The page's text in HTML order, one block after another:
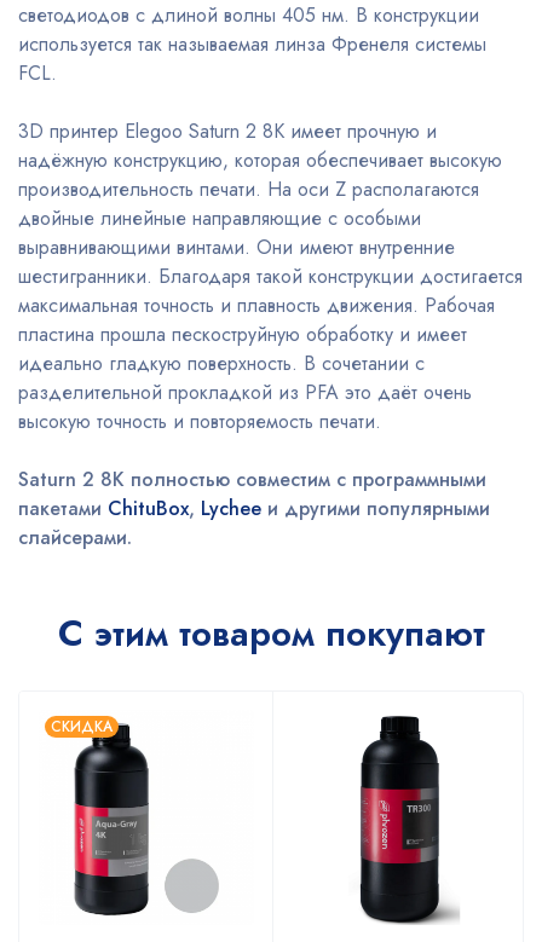
светодиодов с длиной волны 405 нм. В конструкции
используется так называемая линза Френеля системы
FCL.
3D принтер Elegoo Saturn 2 8K имеет прочную и
надёжную конструкцию, которая обеспечивает высокую
производительность печати. На оси Z располагаются
двойные линейные направляющие с особыми
выравнивающими винтами. Они имеют внутренние
шестигранники. Благодаря такой конструкции достигается
максимальная точность и плавность движения. Рабочая
пластина прошла пескоструйную обработку и имеет
идеально гладкую поверхность. В сочетании с
разделительной прокладкой из PFA это даёт очень
высокую точность и повторяемость печати.
Saturn 2 8K полностью совместим с программными
пакетами ChituBox, Lychee и другими популярными
слайсерами.
С этим товаром покупают
СКИДКА